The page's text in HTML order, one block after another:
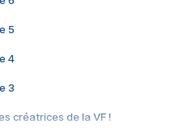
5
4
3
créatrices de la VF !